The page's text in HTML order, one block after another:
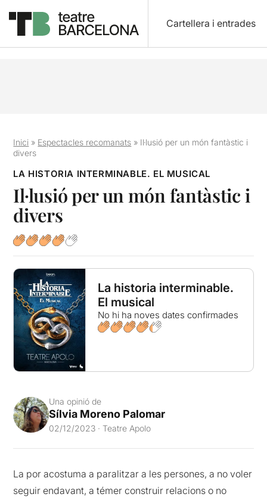
Cartellera i entrades
Inici » Espectacles recomanats » Il·lusió per un món fantàstic i
divers
LA HISTORIA INTERMINABLE. EL MUSICAL
Il·lusió per un món fantàstic i
divers
La historia interminable.
El musical
No hi ha noves dates confirmades
Una opinió de
Sílvia Moreno Palomar
02/12/2023 · Teatre Apolo
La por acostuma a paralitzar a les persones, a no voler
seguir endavant, a témer construir relacions o no